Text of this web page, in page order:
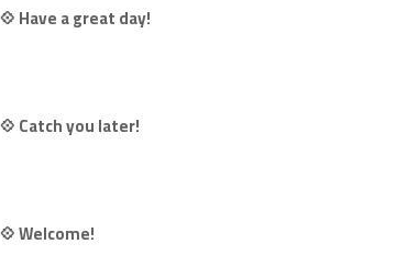
💠 Have a great day!
💠 Catch you later!
💠 Welcome!